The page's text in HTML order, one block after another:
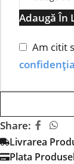
Adaugă În
Am citit
Share:
Livrarea
Plata